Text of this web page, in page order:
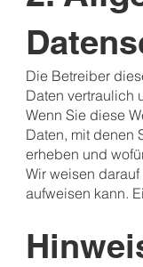
Die Betreiber
Daten vertraulich
Wenn Sie diese
Daten, mit denen
erheben und
Wir weisen
aufweisen kann.